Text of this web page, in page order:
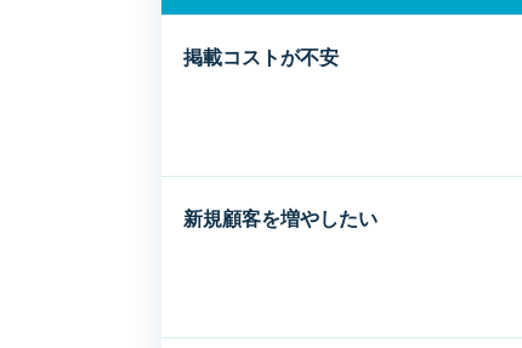
掲載コストが不安
新規顧客を増やしたい